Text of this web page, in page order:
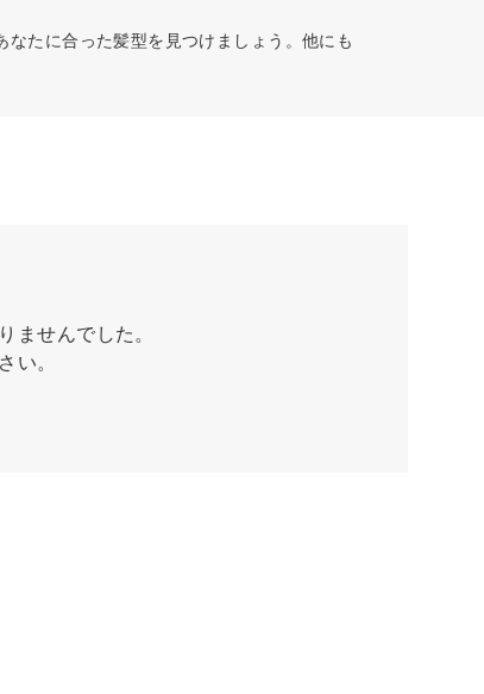
たに合った髪型を見つけましょう。他にも
ませんでした。
い。